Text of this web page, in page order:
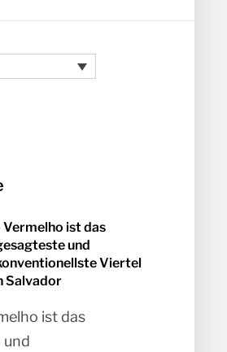
Vermelho ist das
und
Viertel
Salvador
ist das
und